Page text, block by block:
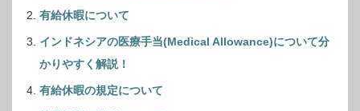
有給休暇について
インドネシアの医療手当(Medical Allowance)について分
かりやすく解説！
有給休暇の規定について